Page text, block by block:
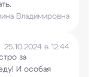
Владимировна
25.10.2024 в 12:44
за
И особая